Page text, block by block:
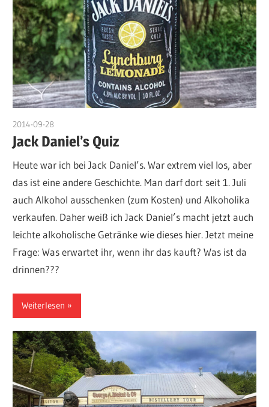
2014-09-28
Jack Daniel’s Quiz
Heute war ich bei Jack Daniel’s. War extrem viel los, aber
das ist eine andere Geschichte. Man darf dort seit 1. Juli
auch Alkohol ausschenken (zum Kosten) und Alkoholika
verkaufen. Daher weiß ich Jack Daniel’s macht jetzt auch
leichte alkoholische Getränke wie dieses hier. Jetzt meine
Frage: Was erwartet ihr, wenn ihr das kauft? Was ist da
drinnen???
Weiterlesen